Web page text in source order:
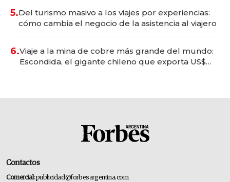
5.Del turismo masivo a los viajes por experiencias:
cómo cambia el negocio de la asistencia al viajero
6.Viaje a la mina de cobre más grande del mundo:
Escondida, el gigante chileno que exporta US$
Contactos
Comercial:publicidad@forbesargentina.com